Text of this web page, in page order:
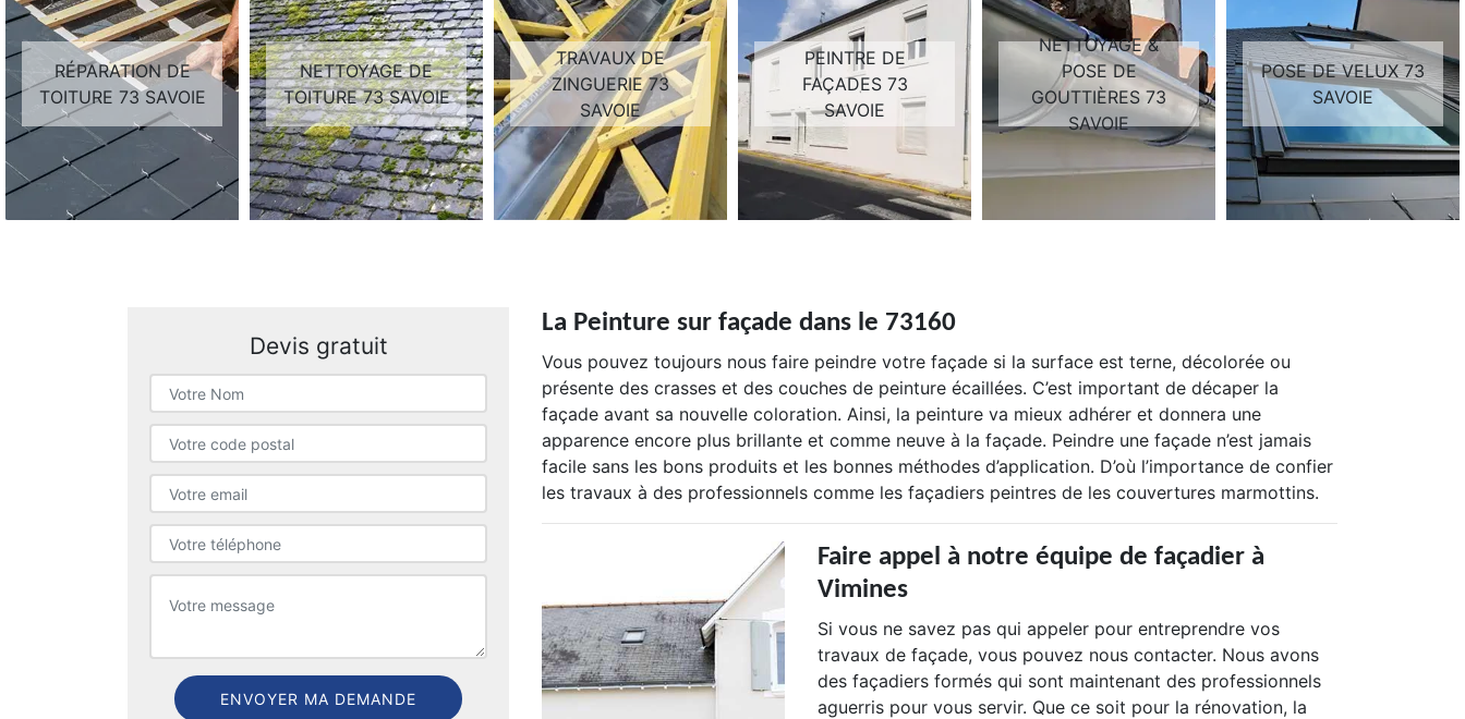
RÉPARATION DE
TOITURE 73 SAVOIE
NETTOYAGE DE
TOITURE 73 SAVOIE
TRAVAUX DE
ZINGUERIE 73
SAVOIE
PEINTRE DE
FAÇADES 73
SAVOIE
NETTOYAGE &
POSE DE
GOUTTIÈRES 73
SAVOIE
POSE DE VELUX 73
SAVOIE
Devis gratuit
La Peinture sur façade dans le 73160
Vous pouvez toujours nous faire peindre votre façade si la surface est terne, décolorée ou
présente des crasses et des couches de peinture écaillées. C’est important de décaper la
façade avant sa nouvelle coloration. Ainsi, la peinture va mieux adhérer et donnera une
apparence encore plus brillante et comme neuve à la façade. Peindre une façade n’est jamais
facile sans les bons produits et les bonnes méthodes d’application. D’où l’importance de confier
les travaux à des professionnels comme les façadiers peintres de les couvertures marmottins.
Faire appel à notre équipe de façadier à
Vimines
Si vous ne savez pas qui appeler pour entreprendre vos
travaux de façade, vous pouvez nous contacter. Nous avons
des façadiers formés qui sont maintenant des professionnels
aguerris pour vous servir. Que ce soit pour la rénovation, la